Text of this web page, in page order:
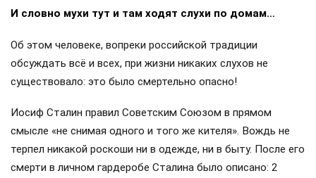
И словно мухи тут и там ходят слухи по домам…
Об этом человеке, вопреки российской традиции
обсуждать всё и всех, при жизни никаких слухов не
существовало: это было смертельно опасно!
Иосиф Сталин правил Советским Союзом в прямом
смысле «не снимая одного и того же кителя». Вождь не
терпел никакой роскоши ни в одежде, ни в быту. После его
смерти в личном гардеробе Сталина было описано: 2